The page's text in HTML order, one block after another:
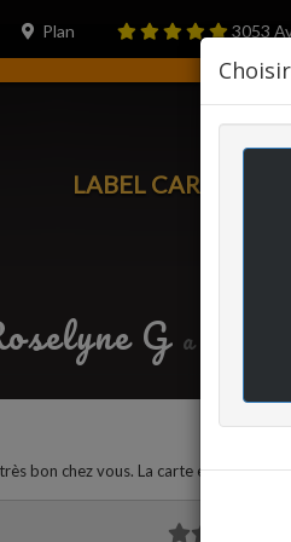
Plan 3053
LABEL CARTE
G a écrit
bon chez vous. La carte est originale